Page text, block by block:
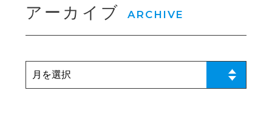
アーカイブ ARCHIVE